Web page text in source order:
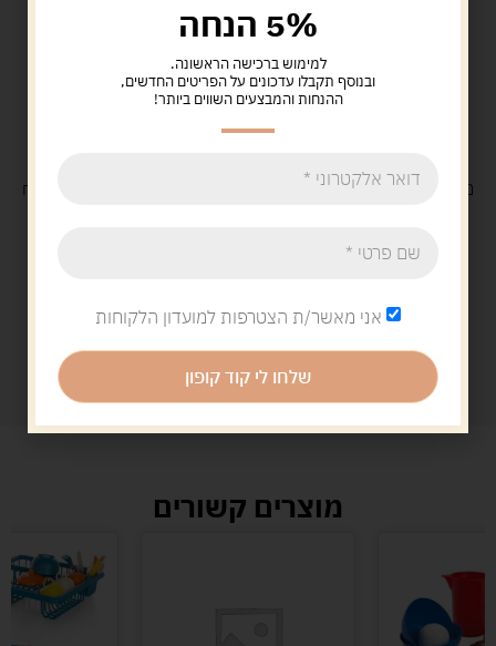
משלוח חינםבקנייה מעל 329 ש"ח
מוצרים קשורים
5% הנחה
למימוש ברכישה הראשונה.
ובנוסף תקבלו עדכונים על הפריטים החדשים,
ההנחות והמבצעים השווים ביותר!
אני מאשר/ת הצטרפות למועדון הלקוחות
שלחו לי קוד קופון